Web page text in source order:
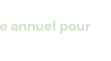
annuel pour